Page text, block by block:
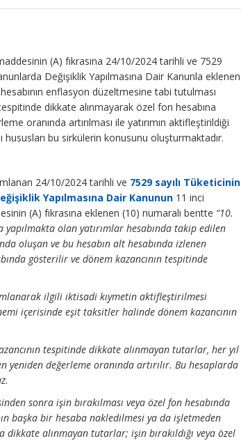
(A) fıkrasına 24/10/2024 tarihli ve 7529
Değişiklik Yapılmasına Dair Kanunla eklenen
enflasyon düzeltmesine tabi tutulması
dikkate alınmayarak özel fon hesabına
oranında artırılması ile yatırımın aktifleştirildiği
bu sirkülerin konusunu oluşturmaktadır.
24/10/2024 tarihli ve 7529 sayılı Tüketicinin
Yapılmasına Dair Kanunun 11 inci
(A) fıkrasına eklenen (10) numaralı bentte “10.
olan yatırımlar hesabında takip edilen
oluşan ve bu hesabın alt hesabında izlenen
gösterilir ve dönem kazancının tespitinde
ilgili iktisadi kıymetin aktifleştirilmesi
içerisinde eşit taksitler halinde dönem kazancının
tespitinde dikkate alınmayan tutarlar, her yıl
değerleme oranında artırılır. Bu hesaplarda
sonra işin bırakılması veya özel fon hesabında
başka bir hesaba nakledilmesi ya da işletmeden
alınmayan tutarlar; işin bırakıldığı veya özel